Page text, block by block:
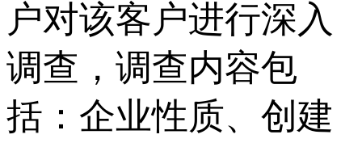
户对该客户进行深入
调查，调查内容包
括：企业性质、创建